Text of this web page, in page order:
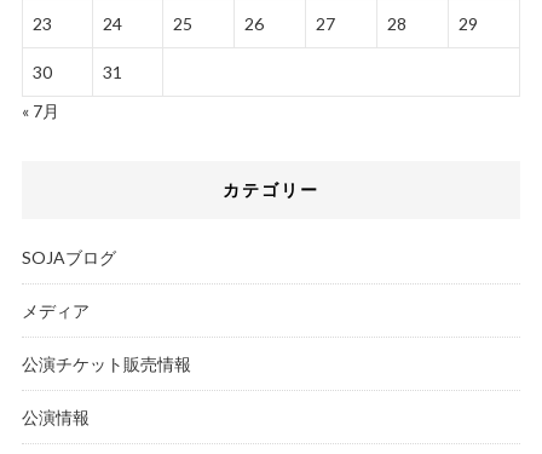
23 24 25 26 27 28 29
30
31
« 7月
カテゴリー
SOJAブログ
メディア
公演チケット販売情報
公演情報